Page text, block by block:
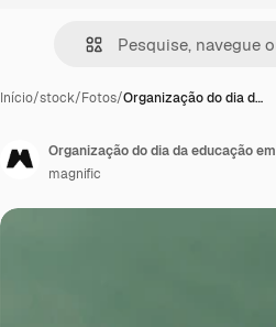
Início/stock/Fotos/Organização do dia d…
Organização do dia da educação
magnific